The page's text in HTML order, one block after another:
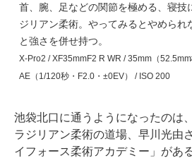
首、腕、足などの関節を極める、寝技
ジリアン柔術。やってみるとやめられ
と強さを併せ持つ。
X-Pro2 / XF35mmF2 R WR / 35mm（
AE（1/120秒・F2.0・±0EV） / ISO 200
池袋北口に通うようになったのは
ラジリアン柔術の道場、早川光由
イフォース柔術アカデミー」があ